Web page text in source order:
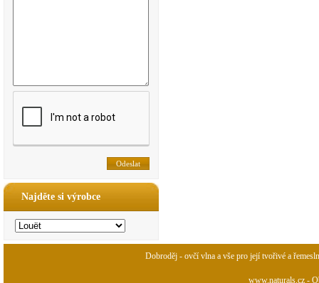
Najděte si výrobce
Dobroděj - ovčí vlna a vše pro její tvořivé a
www.naturals.cz -